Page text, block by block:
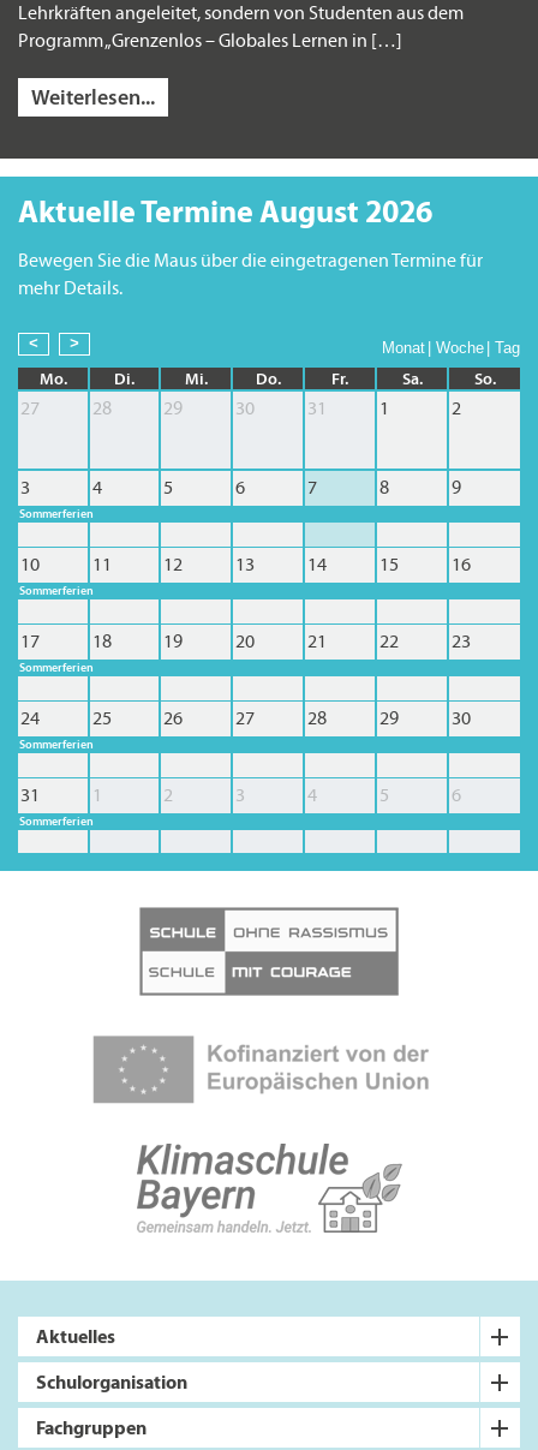
Lehrkräften angeleitet, sondern von Studenten aus dem
Programm „Grenzenlos – Globales Lernen in […]
Weiterlesen...
Aktuelle Termine August 2026
Bewegen Sie die Maus über die eingetragenen Termine für
mehr Details.
Monat Woche Tag
Mo. Di. Mi. Do. Fr. Sa. So.
27 28 29 30 31 1 2
3 4 5 6 7 8 9
Sommerferien
10 11 12 13 14 15 16
Sommerferien
17 18 19 20 21 22 23
Sommerferien
24 25 26 27 28 29 30
Sommerferien
31 1 2 3 4 5 6
Sommerferien
Aktuelles
Schulorganisation
Fachgruppen